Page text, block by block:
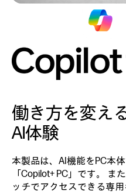
働き方を変え
AI体験
本製品は、AI機能をPC本
「Copilot+ PC」です。 ま
ッチでアクセスできる専